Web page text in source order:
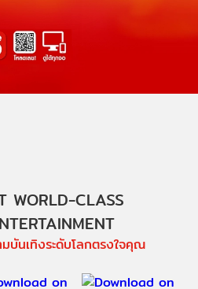
WORLD-CLASS
บันเทิงระดับโลกตรงใจคุณ